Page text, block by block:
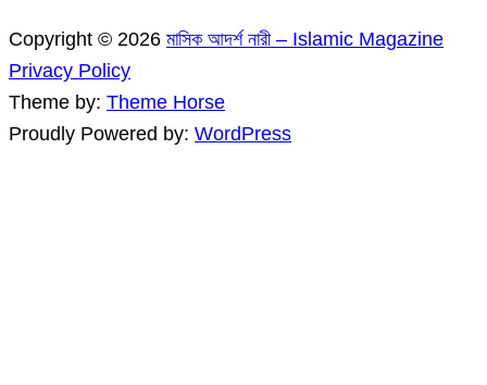
Copyright © 2026 মাসিক আদর্শ নারী – Islamic Magazine
Privacy Policy
Theme by: Theme Horse
Proudly Powered by: WordPress